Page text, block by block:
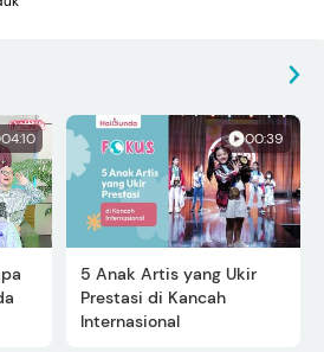
04:10 00:39
5 Anak Artis yang Ukir
Prestasi di Kancah
Internasional